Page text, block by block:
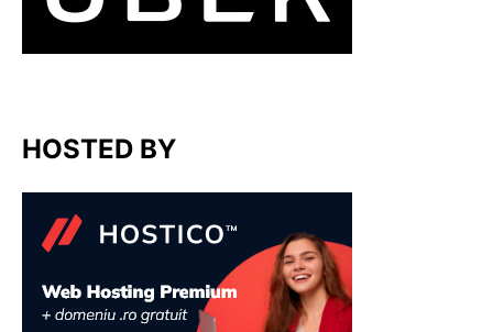
HOSTED BY